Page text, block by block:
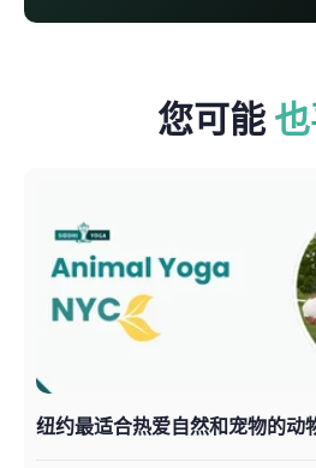
您可能
纽约最适合热爱自然和宠物的动